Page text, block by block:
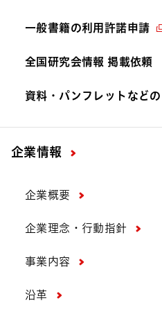
一般書籍の利用許諾申請
全国研究会情報 掲載依頼
資料・パンフレットなどの
企業情報
企業概要
企業理念・行動指針
事業内容
沿革